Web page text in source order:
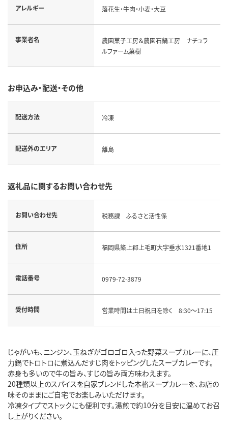
アレルギー 落花生・牛肉・小麦・大豆
事業者名
農園菓子工房＆農園石鍋工房 ナチュラ
ルファーム菓樹
お申込み・配送・その他
配送方法 冷凍
配送外のエリア 離島
返礼品に関するお問い合わせ先
お問い合わせ先 税務課 ふるさと活性係
住所 福岡県築上郡上毛町大字垂水1321番地1
電話番号 0979-72-3879
受付時間 営業時間は土日祝日を除く 8:30～17:15
じゃがいも、ニンジン、玉ねぎがゴロゴロ入った野菜スープカレーに、圧
力鍋でトロトロに煮込んだすじ肉をトッピングしたスープカレーです。
赤身も多いので牛の旨み、すじの旨み両方味わえます。
20種類以上のスパイスを自家ブレンドした本格スープカレーを、お店の
味そのままにご自宅でお楽しみいただけます。
冷凍タイプでストックにも便利です。湯煎で約10分を目安に温めてお召
し上がりください。